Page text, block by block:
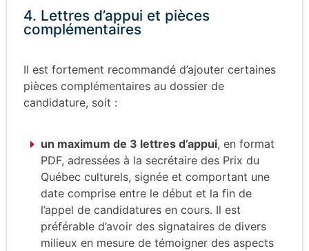
4. Lettres d’appui et pièces
complémentaires
Il est fortement recommandé d’ajouter certaines
pièces complémentaires au dossier de
candidature, soit :
un maximum de 3 lettres d’appui, en format
PDF, adressées à la secrétaire des Prix du
Québec culturels, signée et comportant une
date comprise entre le début et la fin de
l’appel de candidatures en cours. Il est
préférable d’avoir des signataires de divers
milieux en mesure de témoigner des aspects